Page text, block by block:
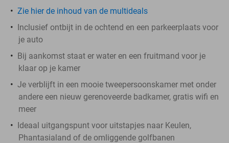
Zie hier de inhoud van de multideals
Inclusief ontbijt in de ochtend en een parkeerplaats voor
je auto
Bij aankomst staat er water en een fruitmand voor je
klaar op je kamer
Je verblijft in een mooie tweepersoonskamer met onder
andere een nieuw gerenoveerde badkamer, gratis wifi en
meer
Ideaal uitgangspunt voor uitstapjes naar Keulen,
Phantasialand of de omliggende golfbanen